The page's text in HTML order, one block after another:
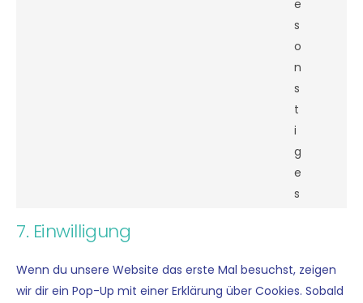
e
s
o
n
s
t
i
g
e
s
7. Einwilligung
Wenn du unse­re Web­site das erste Mal besuchst, zei­gen
wir dir ein Pop-Up mit einer Erklä­rung über Coo­kies. Sobald